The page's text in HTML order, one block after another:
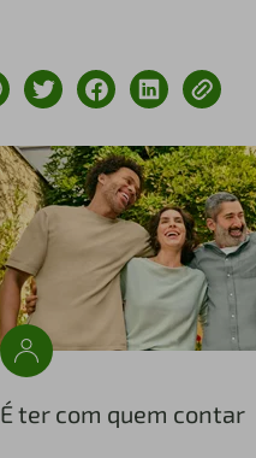
É ter com quem contar